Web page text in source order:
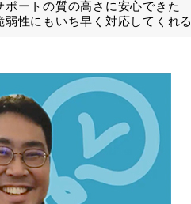
ポートの質の高さに安心できた
弱性にもいち早く対応してくれる